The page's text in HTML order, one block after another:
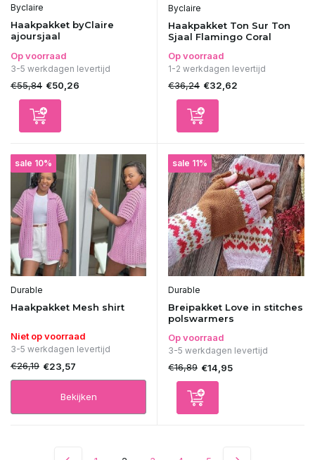
Byclaire
Haakpakket byClaire
ajoursjaal
Op voorraad
3-5 werkdagen levertijd
€55,84 €50,26
Byclaire
Haakpakket Ton Sur Ton
Sjaal Flamingo Coral
Op voorraad
1-2 werkdagen levertijd
€36,24 €32,62
sale 10%
Durable
Haakpakket Mesh shirt
Niet op voorraad
3-5 werkdagen levertijd
€26,19 €23,57
Bekijken
sale 11%
Durable
Breipakket Love in stitches
polswarmers
Op voorraad
3-5 werkdagen levertijd
€16,89 €14,95